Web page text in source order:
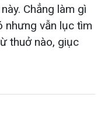
Chẳng làm gì
nhưng vẫn lục tìm
thuở nào, giục